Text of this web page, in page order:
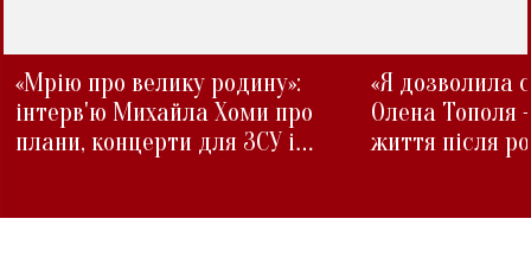
«Мрію про велику родину»:
інтерв'ю Михайла Хоми про
плани, концерти для ЗСУ і
«Я дозволила
Олена Тополя
життя після